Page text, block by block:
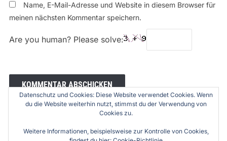
Name, E-Mail-Adresse und Website in diesem Browser für
meinen nächsten Kommentar speichern.
Are you human? Please solve:
Datenschutz und Cookies: Diese Website verwendet Cookies. Wenn
du die Website weiterhin nutzt, stimmst du der Verwendung von
Cookies zu.
Weitere Informationen, beispielsweise zur Kontrolle von Cookies,